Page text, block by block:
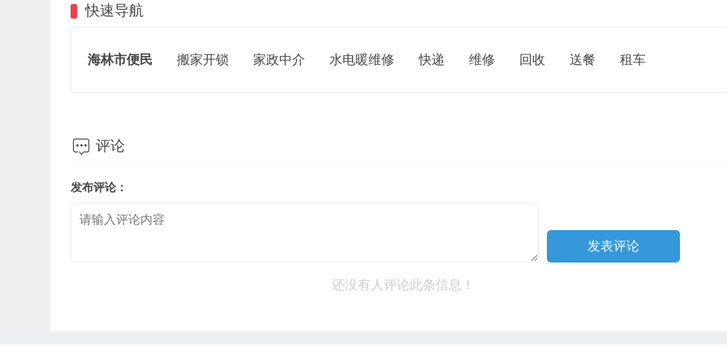
快速导航
海林市便民 搬家开锁 家政中介 水电暖维修 快递 维修 回收 送餐 租车
 评论
发布评论：
还没有人评论此条信息！